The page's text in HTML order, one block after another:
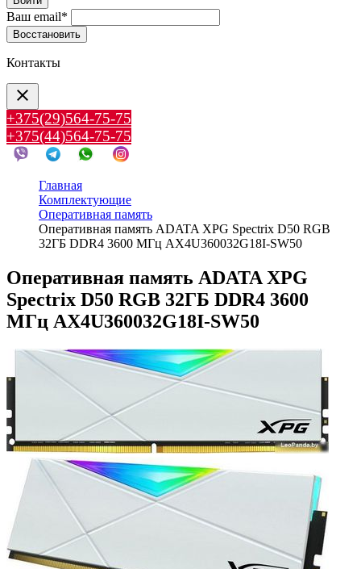
Ваш email*
Воcстановить
Контакты
clear
+375(29)564-75-75
+375(44)564-75-75
Главная
Комплектующие
Оперативная память
Оперативная память ADATA XPG Spectrix D50 RGB
32ГБ DDR4 3600 МГц AX4U360032G18I-SW50
Оперативная память ADATA XPG
Spectrix D50 RGB 32ГБ DDR4 3600
МГц AX4U360032G18I-SW50